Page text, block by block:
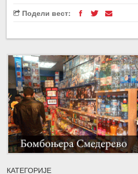
Подели вест:
КАТЕГОРИЈЕ